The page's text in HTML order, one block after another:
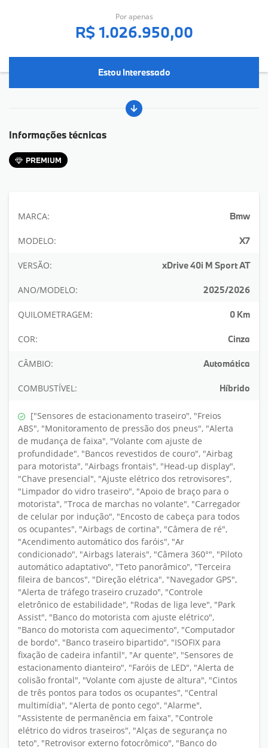
Por apenas
R$ 1.026.950,00
Estou Interessado
Informações técnicas
PREMIUM
MARCA: Bmw
MODELO: X7
VERSÃO: xDrive 40i M Sport AT
ANO/MODELO: 2025/2026
QUILOMETRAGEM: 0 Km
COR: Cinza
CÂMBIO: Automática
COMBUSTÍVEL: Híbrido
["Sensores de estacionamento traseiro", "Freios
ABS", "Monitoramento de pressão dos pneus", "Alerta
de mudança de faixa", "Volante com ajuste de
profundidade", "Bancos revestidos de couro", "Airbag
para motorista", "Airbags frontais", "Head-up display",
"Chave presencial", "Ajuste elétrico dos retrovisores",
"Limpador do vidro traseiro", "Apoio de braço para o
motorista", "Troca de marchas no volante", "Carregador
de celular por indução", "Encosto de cabeça para todos
os ocupantes", "Airbags de cortina", "Câmera de ré",
"Acendimento automático dos faróis", "Ar
condicionado", "Airbags laterais", "Câmera 360°", "Piloto
automático adaptativo", "Teto panorâmico", "Terceira
fileira de bancos", "Direção elétrica", "Navegador GPS",
"Alerta de tráfego traseiro cruzado", "Controle
eletrônico de estabilidade", "Rodas de liga leve", "Park
Assist", "Banco do motorista com ajuste elétrico",
"Banco do motorista com aquecimento", "Computador
de bordo", "Banco traseiro bipartido", "ISOFIX para
fixação de cadeira infantil", "Ar quente", "Sensores de
estacionamento dianteiro", "Faróis de LED", "Alerta de
colisão frontal", "Volante com ajuste de altura", "Cintos
de três pontos para todos os ocupantes", "Central
multimídia", "Alerta de ponto cego", "Alarme",
"Assistente de permanência em faixa", "Controle
elétrico do vidros traseiros", "Alças de segurança no
teto", "Retrovisor externo fotocrômico", "Banco do